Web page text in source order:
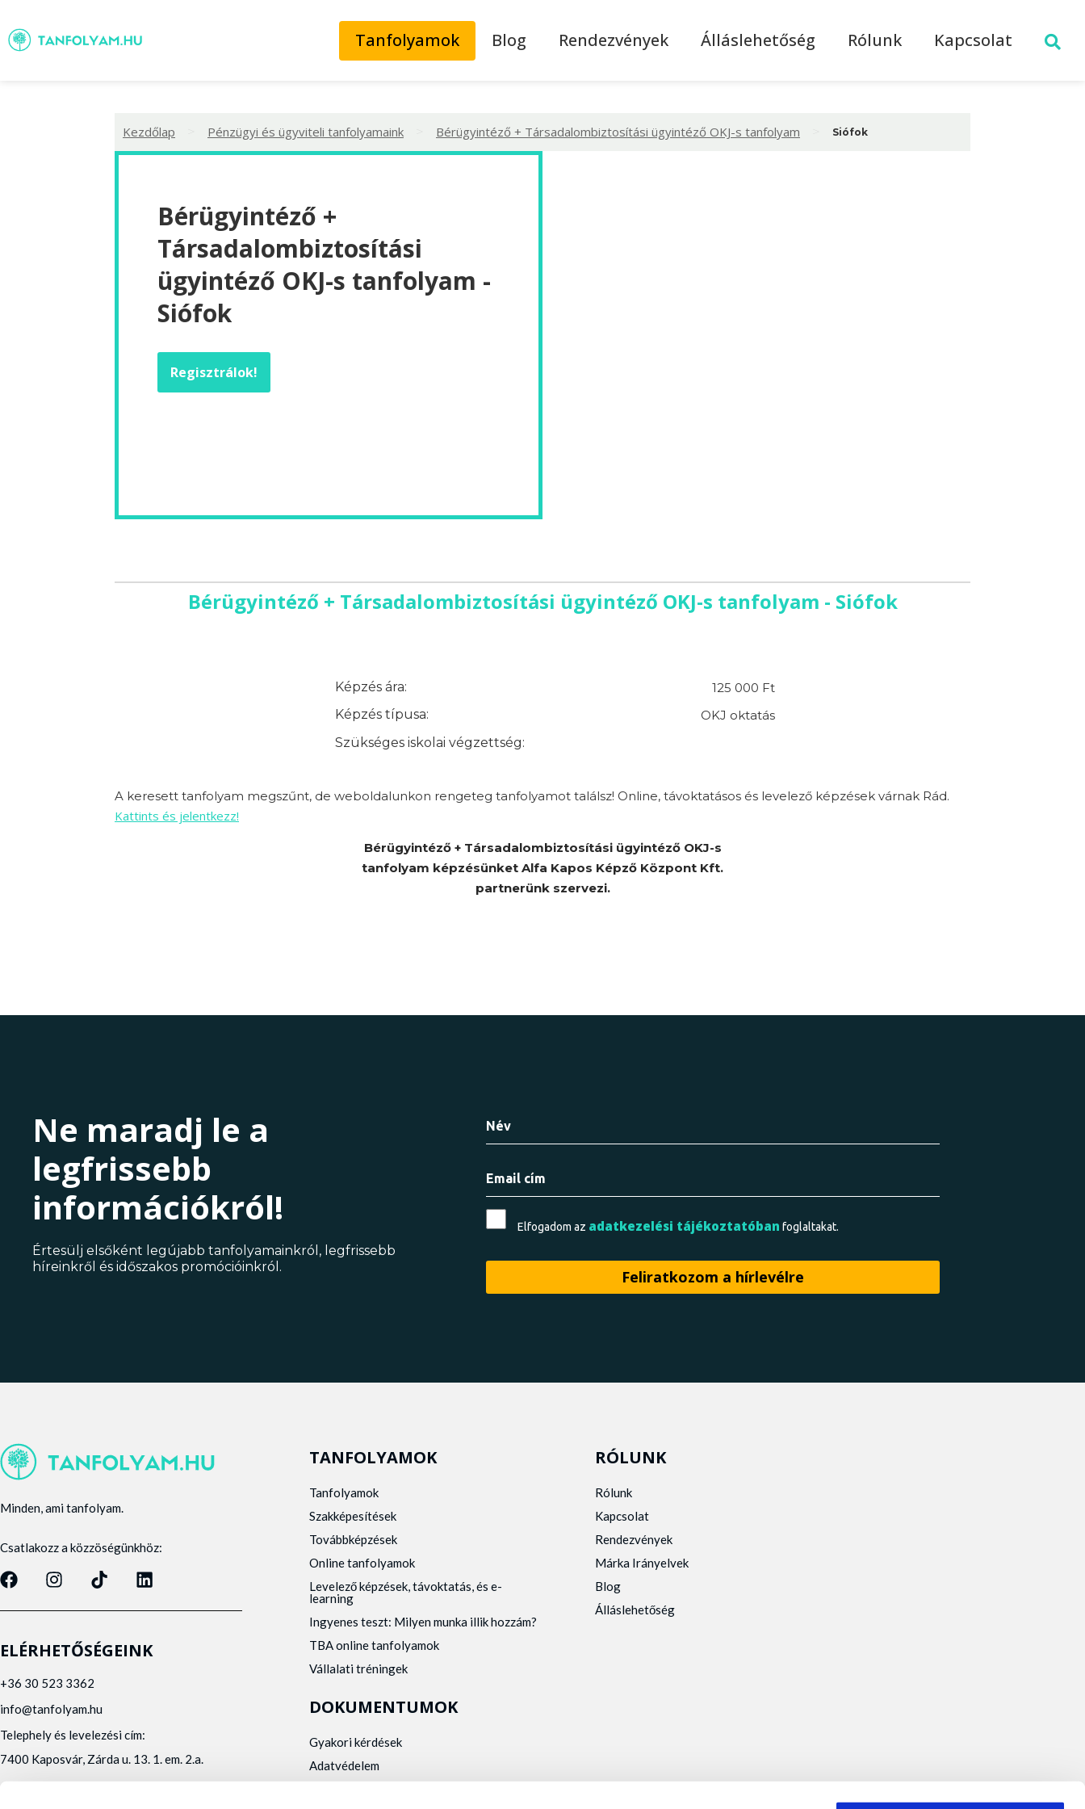
Tanfolyamok Blog Rendezvények Álláslehetőség Rólunk Kapcsolat
Kezdőlap Pénzügyi és ügyviteli tanfolyamaink Bérügyintéző + Társadalombiztosítási ügyintéző OKJ-s tanfolyam Siófok
Bérügyintéző +
Társadalombiztosítási
ügyintéző OKJ-s tanfolyam -
Siófok
Regisztrálok!
Bérügyintéző + Társadalombiztosítási ügyintéző OKJ-s tanfolyam - Siófok
Képzés ára:
125 000 Ft
Képzés típusa:
OKJ oktatás
Szükséges iskolai végzettség:
A keresett tanfolyam megszűnt, de weboldalunkon rengeteg tanfolyamot találsz! Online, távoktatásos és levelező képzések várnak Rád.
Kattints és jelentkezz!
Bérügyintéző + Társadalombiztosítási ügyintéző OKJ-s
tanfolyam képzésünket Alfa Kapos Képző Központ Kft.
partnerünk szervezi.
Ne maradj le a
legfrissebb
információkról!
Értesülj elsőként legújabb tanfolyamainkról, legfrissebb
híreinkről és időszakos promócióinkról.
Elfogadom az adatkezelési tájékoztatóban foglaltakat.
Minden, ami tanfolyam.
Csatlakozz a közzöségünkhöz:
ELÉRHETŐSÉGEINK
+36 30 523 3362
info@tanfolyam.hu
Telephely és levelezési cím:
7400 Kaposvár, Zárda u. 13. 1. em. 2.a.
TANFOLYAMOK
Tanfolyamok
Szakképesítések
Továbbképzések
Online tanfolyamok
Levelező képzések, távoktatás, és e-
learning
Ingyenes teszt: Milyen munka illik hozzám?
TBA online tanfolyamok
Vállalati tréningek
DOKUMENTUMOK
Gyakori kérdések
Adatvédelem
RÓLUNK
Rólunk
Kapcsolat
Rendezvények
Márka Irányelvek
Blog
Álláslehetőség